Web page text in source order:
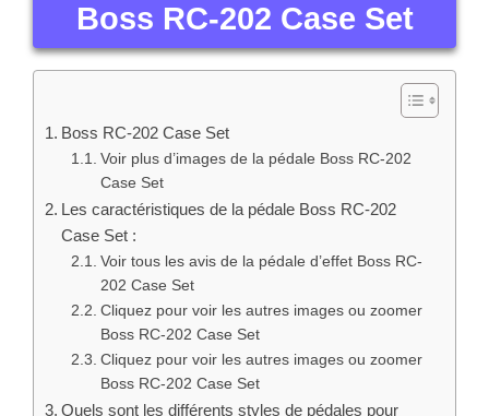
Boss RC-202 Case Set
Boss RC-202 Case Set
Voir plus d’images de la pédale Boss RC-202
Case Set
Les caractéristiques de la pédale Boss RC-202
Case Set :
Voir tous les avis de la pédale d’effet Boss RC-
202 Case Set
Cliquez pour voir les autres images ou zoomer
Boss RC-202 Case Set
Cliquez pour voir les autres images ou zoomer
Boss RC-202 Case Set
Quels sont les différents styles de pédales pour